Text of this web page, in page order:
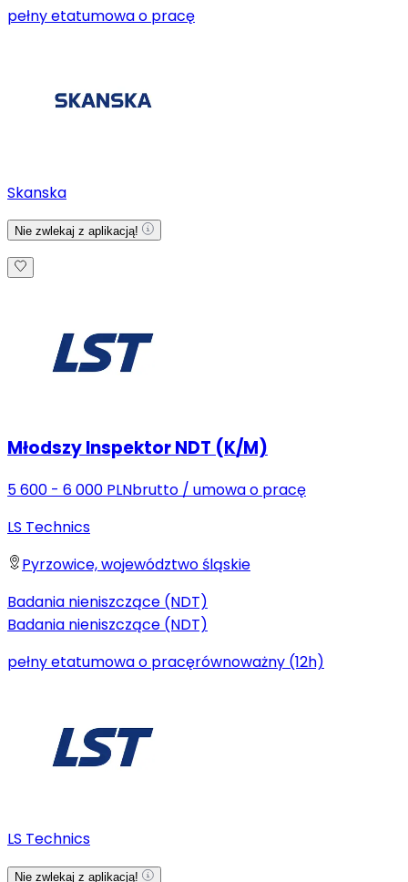
pełny etatumowa o pracę
Skanska
Nie zwlekaj z aplikacją!
Młodszy Inspektor NDT (K/M)
5 600 - 6 000 PLNbrutto / umowa o pracę
LS Technics
Pyrzowice, województwo śląskie
Badania nieniszczące (NDT)
Badania nieniszczące (NDT)
pełny etatumowa o pracęrównoważny (12h)
LS Technics
Nie zwlekaj z aplikacją!